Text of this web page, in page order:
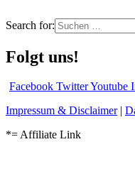
Search for:
Folgt uns!
Facebook TwitterYoutube
Impressum & Disclaimer|
*= Affiliate Link